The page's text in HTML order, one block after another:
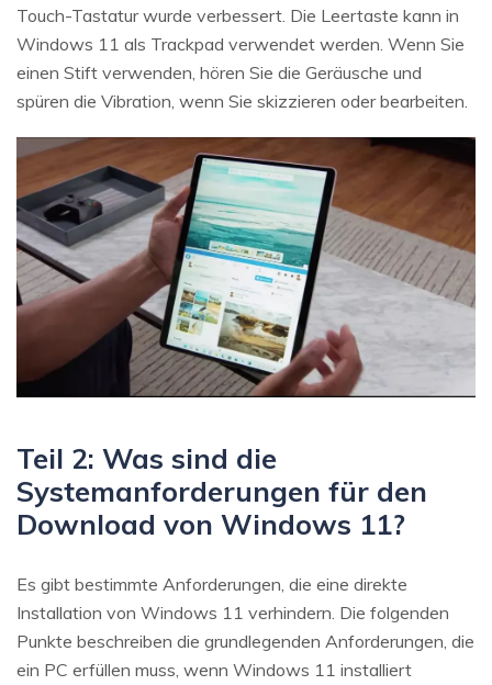
Touch-Tastatur wurde verbessert. Die Leertaste kann in
Windows 11 als Trackpad verwendet werden. Wenn Sie
einen Stift verwenden, hören Sie die Geräusche und
spüren die Vibration, wenn Sie skizzieren oder bearbeiten.
Teil 2: Was sind die
Systemanforderungen für den
Download von Windows 11?
Es gibt bestimmte Anforderungen, die eine direkte
Installation von Windows 11 verhindern. Die folgenden
Punkte beschreiben die grundlegenden Anforderungen, die
ein PC erfüllen muss, wenn Windows 11 installiert